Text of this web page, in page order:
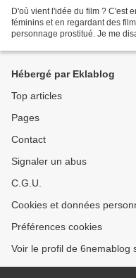
D'où vient l'idée du film ? C'est
féminins et en regardant des
personnage prostitué. Je me
Hébergé par Eklablog
Top articles
Pages
Contact
Signaler un abus
C.G.U.
Cookies et données
Préférences cookies
Voir le profil de 6nemablog